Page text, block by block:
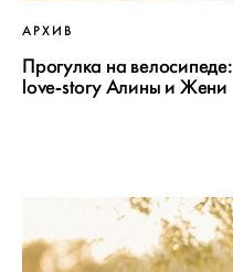
АРХИВ
Прогулка на велосипеде:
love-story Алины и Жени